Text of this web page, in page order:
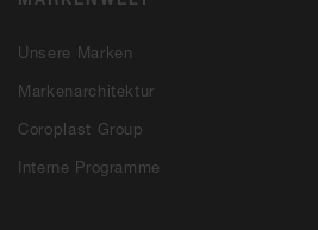
Unsere Marken
Markenarchitektur
Coroplast Group
Interne Programme